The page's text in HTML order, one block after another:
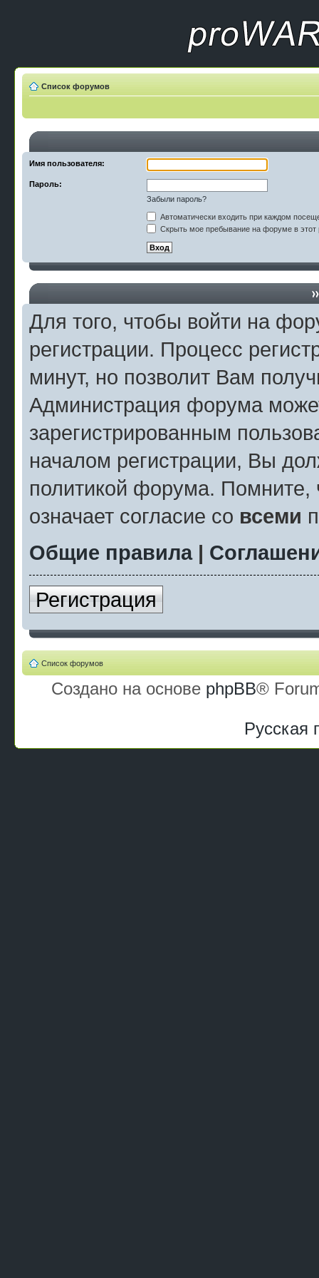
Список форумов
Имя пользователя:
Пароль:
Забыли пароль?
Автоматически входить при каждом
Скрыть мое пребывание на форуме в этот
Для того, чтобы войти на
регистрации. Процесс
минут, но позволит Вам
Администрация форума
зарегистрированным
началом регистрации, Вы
политикой форума.
означает согласие со всеми
Общие правила|
Регистрация
Список форумов
Создано на основе phpBB®
Русская